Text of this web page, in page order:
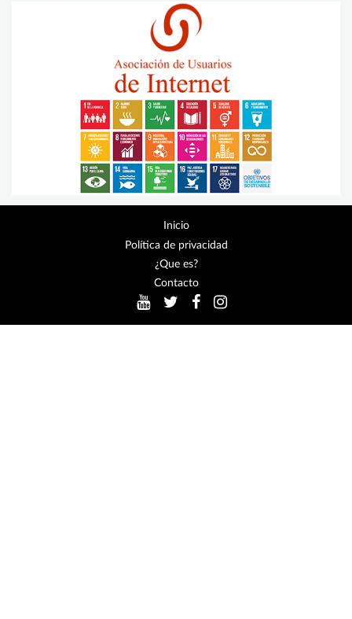
Inicio
Política de privacidad
¿Que es?
Contacto